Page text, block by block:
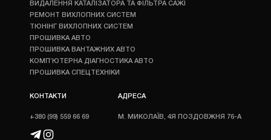
ВИДАЛЕННЯ КАТАЛІЗАТОРА ТА ФІЛЬТРА САЖІ
РЕМОНТ ВИХЛОПНИХ СИСТЕМ
ТЮНІНГ ВИХЛОПНИХ СИСТЕМ
ПРОШИВКА АВТО
ПРОШИВКА ВАНТАЖНИХ АВТО
КОМП’ЮТЕРНА ДІАГНОСТИКА АВТО
ПРОШИВКА СПЕЦТЕХНІКИ
КОНТАКТИ
+380 (99) 559 66 69
АДРЕСА
М. МИКОЛАЇВ, 4Я ПОЗДОВЖНЯ 76-А